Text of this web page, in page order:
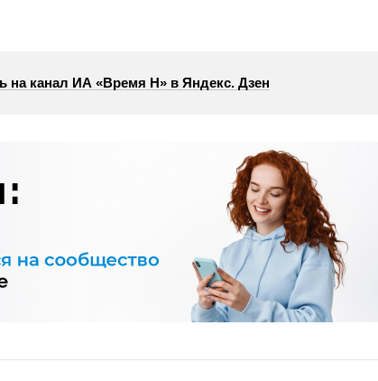
на канал ИА «Время Н» в Яндекс. Дзен